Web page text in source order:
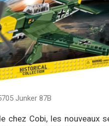
Junker 87B
chez Cobi, les